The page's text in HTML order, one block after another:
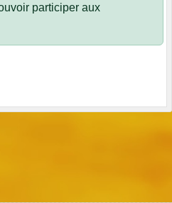
participer aux